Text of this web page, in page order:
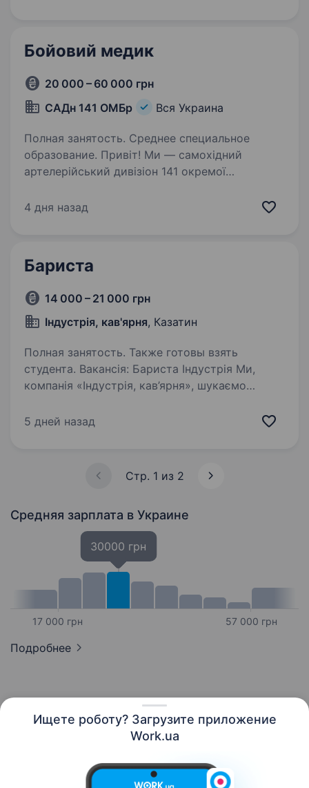
Ищете роботу? Загрузите приложение
Work.ua
Бойовий медик
20 000 – 60 000 грн
САДн 141 ОМБр
Вся Украина
Полная занятость. Среднее специальное
образование. Привіт! Ми — самохідний
артелерійський дивізіон 141 окремої
ефективний підрозділ, який бореться за мир і
4 дня назад
Бариста
14 000 – 21 000 грн
Індустрія, кав'ярня, Казатин
Полная занятость. Также готовы взять
студента. Вакансія: Бариста Індустрія Ми,
компанія «Індустрія, кав’ярня», шукаємо
на посаду бариста. Якщо ти любиш каву
5 дней назад
Стр. 1 из 2
Средняя зарплата в Украине
17 000 грн
30000 грн
57 000 грн
Подробнее